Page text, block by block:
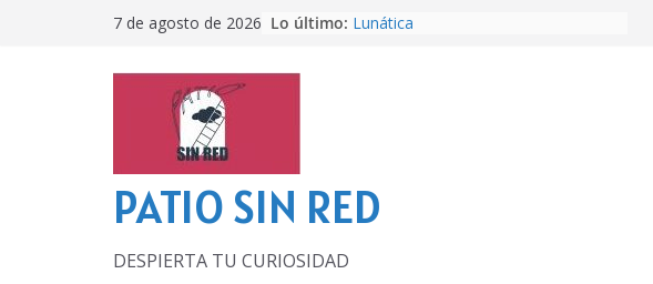
7 de agosto de 2026 Lo último: Lunática
PATIO SIN RED
DESPIERTA TU CURIOSIDAD